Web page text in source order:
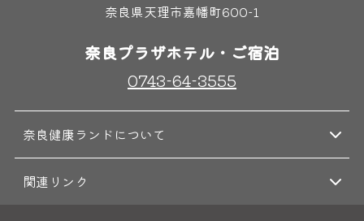
奈良県天理市嘉幡町600-1
奈良プラザホテル・ご宿泊
0743-64-3555
奈良健康ランドについて
関連リンク